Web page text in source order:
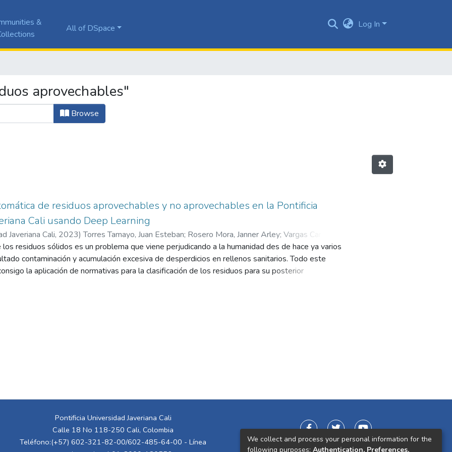
&
All of DSpace Log In
aprovechables"
Browse
de residuos aprovechables y no aprovechables en la Pontificia
Cali usando Deep Learning
Javeriana Cali, 2023)Torres Tamayo, Juan Esteban; Rosero Mora, Janner Arley; Vargas Cardona,
residuos sólidos es un problema que viene perjudicando a la humanidad des de hace ya varios
contaminación y acumulación excesiva de desperdicios en rellenos sanitarios. Todo este
la aplicación de normativas para la clasificación de los residuos para su posterior
en Colombia la actual normativa dicta tres tipos de residuos: Aprovechables, No Aprovechables
Pontificia Universidad Javeriana Cali
Calle 18 No 118-250 Cali, Colombia
Teléfono:(+57) 602-321-82-00/602-485-64-00 - Línea
We collect and process your personal information for the
following purposes: Authentication, Preferences,